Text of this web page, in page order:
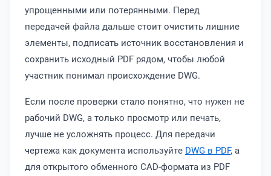
упрощенными или потерянными. Перед
передачей файла дальше стоит очистить лишние
элементы, подписать источник восстановления и
сохранить исходный PDF рядом, чтобы любой
участник понимал происхождение DWG.
Если после проверки стало понятно, что нужен не
рабочий DWG, а только просмотр или печать,
лучше не усложнять процесс. Для передачи
чертежа как документа используйте DWG в PDF, а
для открытого обменного CAD-формата из PDF